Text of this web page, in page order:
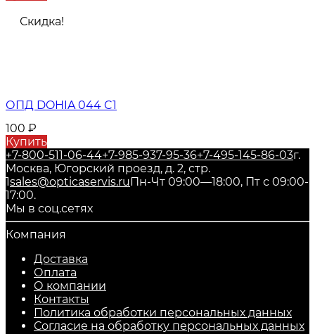
Скидка!
ОПД DOHIA 044 C1
100 ₽
Купить
+7-800-511-06-44+7-985-937-95-36+7-495-145-86-03г.
Москва, Югорский проезд, д. 2, стр.
1sales@opticaservis.ruПн-Чт 09:00—18:00, Пт с 09:00-
17:00.
Мы в соц.сетях
Компания
Доставка
Оплата
О компании
Контакты
Политика обработки персональных данных
Согласие на обработку персональных данных